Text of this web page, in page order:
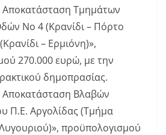
Αποκατάσταση Τμημάτων
Νο 4 (Κρανίδι – Πόρτο
– Ερμιόνη)»,
270.000 ευρώ, με την
δημοπρασίας.
Αποκατάσταση Βλαβών
Π.Ε. Αργολίδας (Τμήμα
προϋπολογισμού